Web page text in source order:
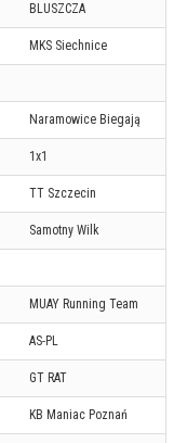
BLUSZCZA
MKS Siechnice
Naramowice Biegają
1x1
TT Szczecin
Samotny Wilk
MUAY Running Team
AS-PL
GT RAT
KB Maniac Poznań